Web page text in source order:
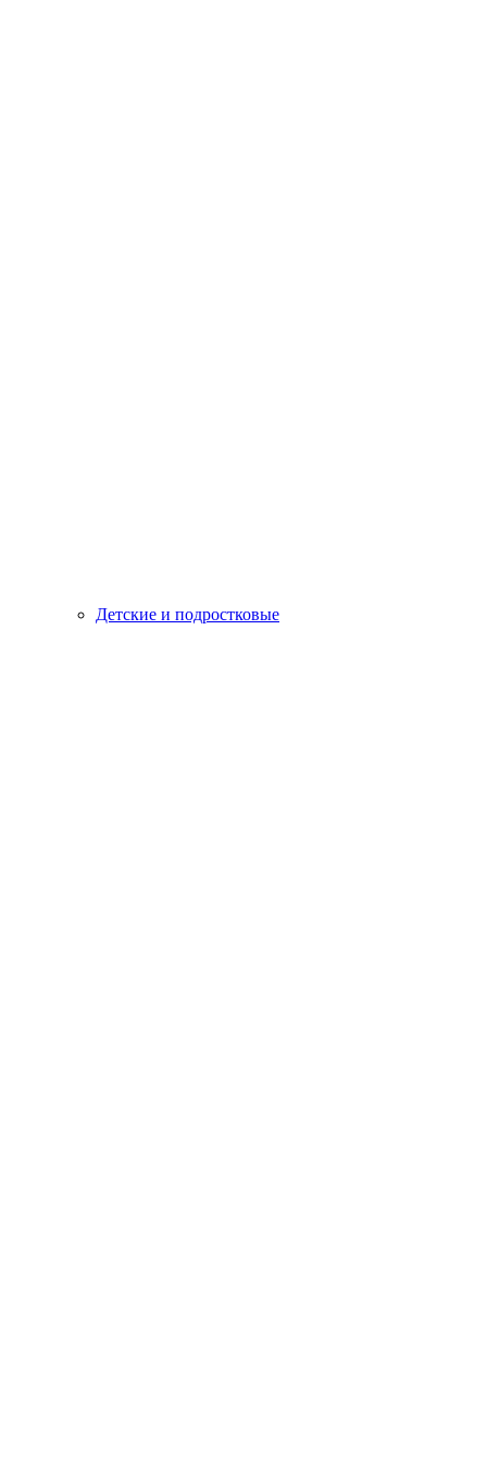
Детские и подростковые